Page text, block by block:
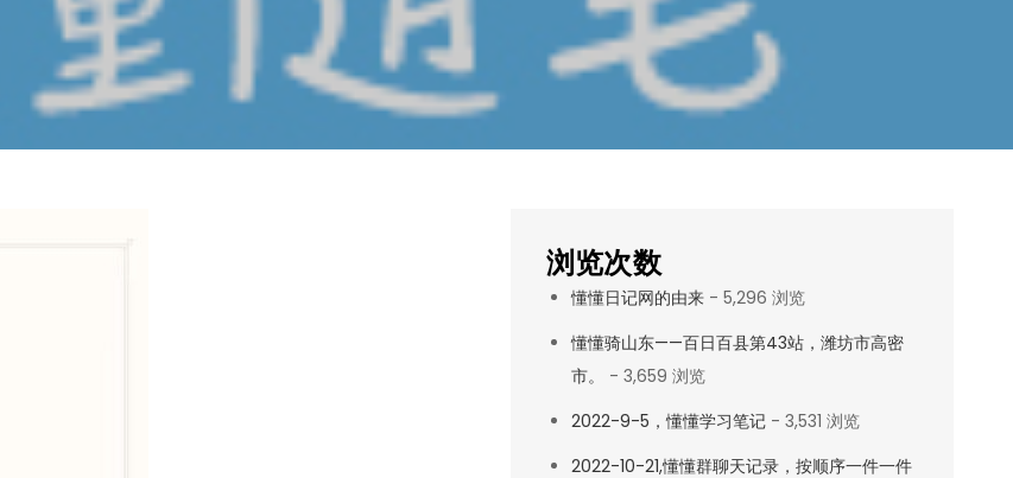
浏览次数
懂懂日记网的由来- 5,296 浏览
懂懂骑山东——百日百县第43站，潍坊市高密
市。
- 3,659 浏览
2022-9-5，懂懂学习笔记- 3,531 浏览
2022-10-21,懂懂群聊天记录，按顺序一件一件